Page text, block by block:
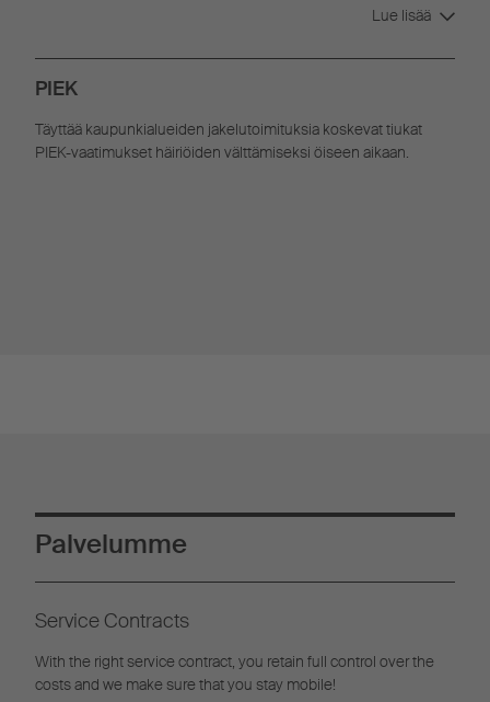
Lue lisää
PIEK
Täyttää kaupunkialueiden jakelutoimituksia koskevat tiukat
PIEK-vaatimukset häiriöiden välttämiseksi öiseen aikaan.
Palvelumme
Service Contracts
With the right service contract, you retain full control over the
costs and we make sure that you stay mobile!